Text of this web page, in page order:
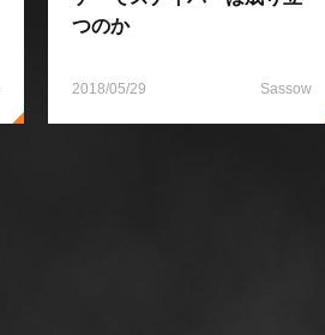
つのか
2018/05/29 Sassow